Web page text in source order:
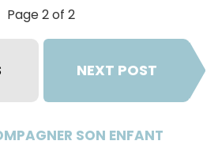
Page 2 of 2
NEXT POST
SON ENFANT